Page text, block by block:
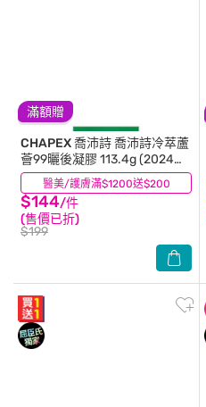
滿額贈
醫美/護膚滿$1200送$200
CHAPEX 喬沛詩喬沛詩冷萃蘆
薈99曬後凝膠 113.4g (2024升
級版)
$144/件
(售價已折)
$199
(9)